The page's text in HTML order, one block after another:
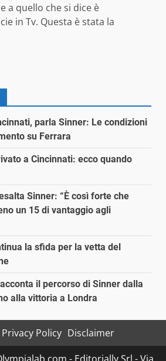
a quello che si dice è
in Tv. Questa è stata la
parla Sinner: Le condizioni
su Ferrara
a Cincinnati: ecco quando
Sinner: “È così forte che
un 15 di vantaggio agli
la sfida per la vetta del
il percorso di Sinner dalla
alla vittoria a Londra
Privacy Policy Disclaimer